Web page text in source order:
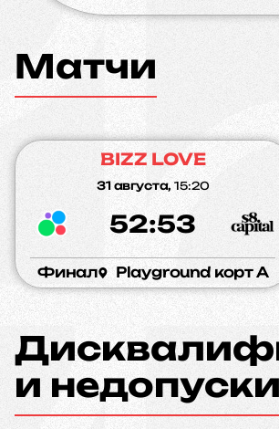
Матчи
BIZZ LOVE
31 августа, 15:20
52:53
Финал Playground корт A
и недопуски